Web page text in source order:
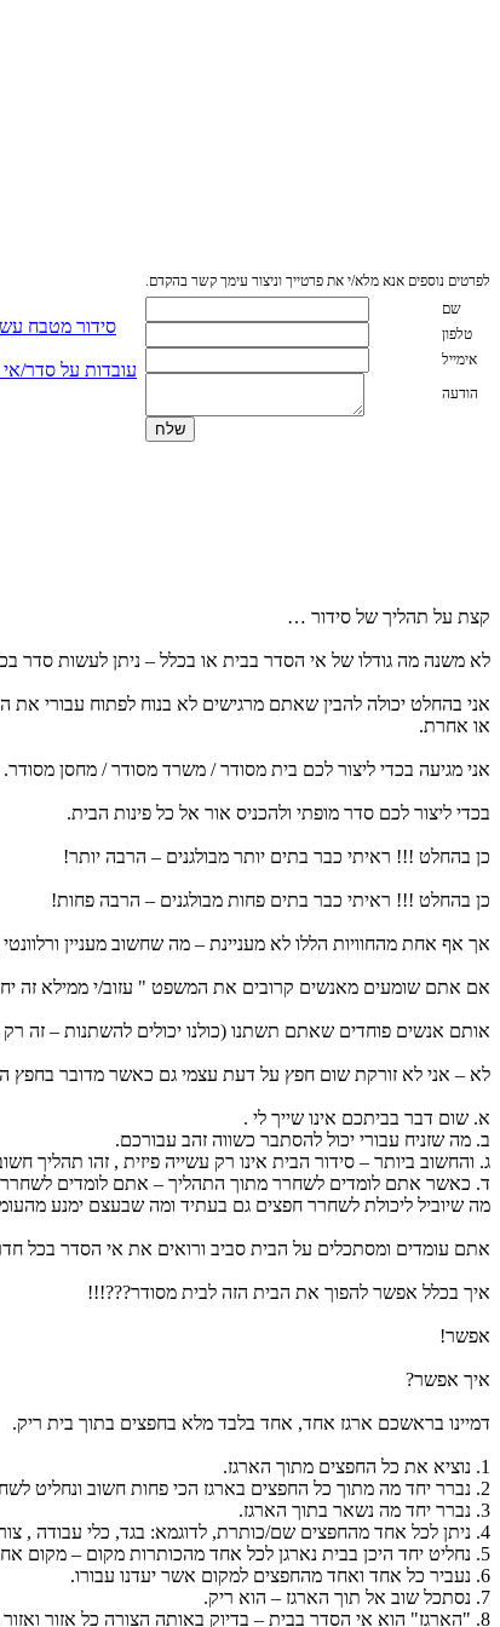
לפרטים נוספים אנא מלא/י את פרטייך וניצור עימך קשר בהקדם.
שם
טלפון
אימייל
הודעה
סידור מטבח
עובדות על סדר/
קצת על תהליך של סידור …
לא משנה מה גודלו של אי הסדר בבית או בכלל – ניתן לעשות סדר
אני בהחלט יכולה להבין שאתם מרגישים לא בנוח לפתוח עבורי
או אחרת.
אני מגיעה בכדי ליצור לכם בית מסודר / משרד מסודר / מחסן מסודר.
בכדי ליצור לכם סדר מופתי ולהכניס אור אל כל פינות הבית.
כן בהחלט !!! ראיתי כבר בתים יותר מבולגנים – הרבה יותר!
כן בהחלט !!! ראיתי כבר בתים פחות מבולגנים – הרבה פחות!
אך אף אחת מהחוויות הללו לא מעניינת – מה שחשוב מעניין
אם אתם שומעים מאנשים קרובים את המשפט " עזוב/י ממילא זה
אותם אנשים פוחדים שאתם תשתנו (כולנו יכולים להשתנות – זה
לא – אני לא זורקת שום חפץ על דעת עצמי גם כאשר מדובר בחפץ
א. שום דבר בביתכם אינו שייך לי .
ב. מה שזניח עבורי יכול להסתבר כשווה זהב עבורכם.
ג. והחשוב ביותר – סידור הבית אינו רק עשייה פיזית , זהו
ד. כאשר אתם לומדים לשחרר מתוך התהליך – אתם לומדים לשחרר
מה שיוביל ליכולת לשחרר חפצים גם בעתיד ומה שבעצם ימנע
אתם עומדים ומסתכלים על הבית סביב ורואים את אי הסדר בכל
איך בכלל אפשר להפוך את הבית הזה לבית מסודר???!!!
אפשר!
איך אפשר?
דמיינו בראשכם ארגז אחד, אחד בלבד מלא בחפצים בתוך בית ריק.
1. נוציא את כל החפצים מתוך הארגז.
2. נברר יחד מה מתוך כל החפצים בארגז הכי פחות חשוב ונחליט לשחררו/ם
3. נברר יחד מה נשאר בתוך הארגז.
4. ניתן לכל אחד מהחפצים שם/כותרת, לדוגמא: בגד, כלי עבודה , צורכי משרד , מכתבים/ ניירת , מזכרת , חומר לימודי ועוד...
5. נחליט יחד היכן בבית נארגן לכל אחד מהכותרות מקום – מקום אחד.
6. נעביר כל אחד ואחד מהחפצים למקום אשר יעדנו עבורו.
7. נסתכל שוב אל תוך הארגז – הוא ריק.
8. "הארגז" הוא אי הסדר בבית – בדיוק באותה הצורה כל אזור ואזור של אי סדר אשר נגיע אליו ונגע בו באותה הצורה יהפוך לאזור עם סדר מופתי.